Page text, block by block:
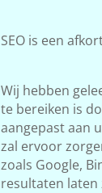
SEO is een
Wij hebben
te bereiken is
aangepast aan
zal ervoor
zoals Google,
resultaten laten